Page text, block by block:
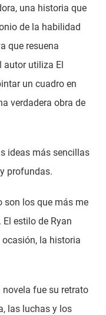
una historia que
de la habilidad
que resuena
autor utiliza El
un cuadro en
verdadera obra de
ideas más sencillas
profundas.
son los que más me
estilo de Ryan
la historia
fue su retrato
las luchas y los